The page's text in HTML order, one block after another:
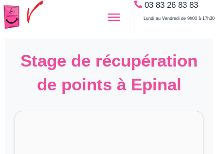
Aller
au
contenu
03 83 26 83 83
Lundi au Vendredi de 9h00 à 17h30
Stage de récupération
de points à Epinal